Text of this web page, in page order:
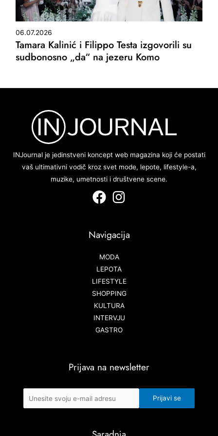
06.07.2026
Tamara Kalinić i Filippo Testa izgovorili su
sudbonosno „da“ na jezeru Komo
INJournal je jedinstveni koncept web magazina koji će postati
vaš ultimativni vodič kroz svet mode, lepote, lifestyle-a,
muzike, umetnosti i društvene scene.
Navigacija
MODA
LEPOTA
LIFESTYLE
SHOPPING
KULTURA
INTERVJU
GASTRO
Prijava na newsletter